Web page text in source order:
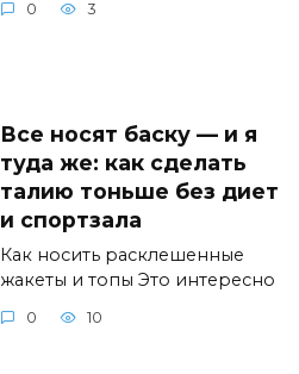
0 3
Все носят баску — и я
туда же: как сделать
талию тоньше без диет
и спортзала
Как носить расклешенные
жакеты и топы Это интересно
0 10